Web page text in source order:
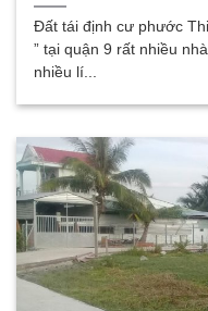
Đất tái định cư phước
” tại quận 9 rất nhiều
nhiều lí...